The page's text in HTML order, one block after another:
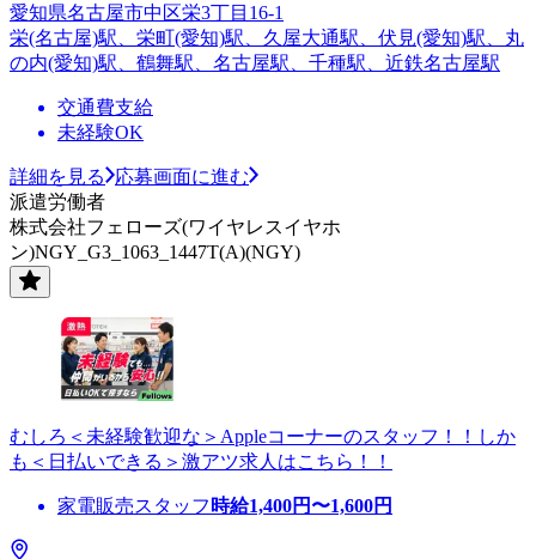
愛知県名古屋市中区栄3丁目16-1
栄(名古屋)駅、栄町(愛知)駅、久屋大通駅、伏見(愛知)駅、丸
の内(愛知)駅、鶴舞駅、名古屋駅、千種駅、近鉄名古屋駅
交通費支給
未経験OK
詳細を見る
応募画面に進む
派遣労働者
株式会社フェローズ(ワイヤレスイヤホ
ン)NGY_G3_1063_1447T(A)(NGY)
むしろ＜未経験歓迎な＞Appleコーナーのスタッフ！！しか
も＜日払いできる＞激アツ求人はこちら！！
家電販売スタッフ 時給1,400円〜1,600円